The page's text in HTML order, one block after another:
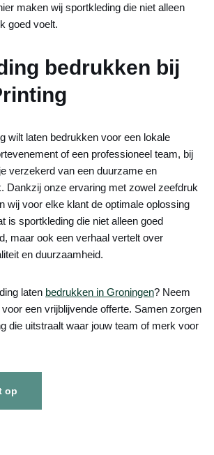
maken wij sportkleding die niet alleen
goed voelt.
bedrukken bij
wilt laten bedrukken voor een lokale
of een professioneel team, bij
verzekerd van een duurzame en
Dankzij onze ervaring met zowel zeefdruk
wij voor elke klant de optimale oplossing
is sportkleding die niet alleen goed
maar ook een verhaal vertelt over
en duurzaamheid.
laten bedrukken in Groningen? Neem
een vrijblijvende offerte. Samen zorgen
die uitstraalt waar jouw team of merk voor
op